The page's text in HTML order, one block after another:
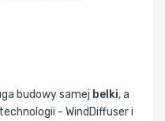
budowy samej belki, a
- WindDiffuser i